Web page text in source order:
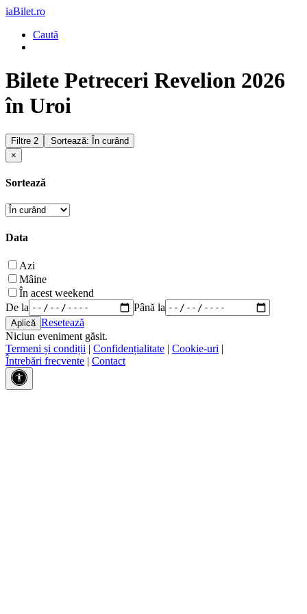
iaBilet.ro
Caută
Bilete Petreceri Revelion 2026
în Uroi
Filtre 2
Sortează: În curând
×
Sortează
Data
Azi
Mâine
În acest weekend
De la
Până la
Resetează
Niciun eveniment găsit.
Termeni și condiții | Confidențialitate | Cookie-uri |
Întrebări frecvente | Contact